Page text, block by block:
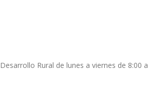
Rural de lunes a viernes de 8:00 a